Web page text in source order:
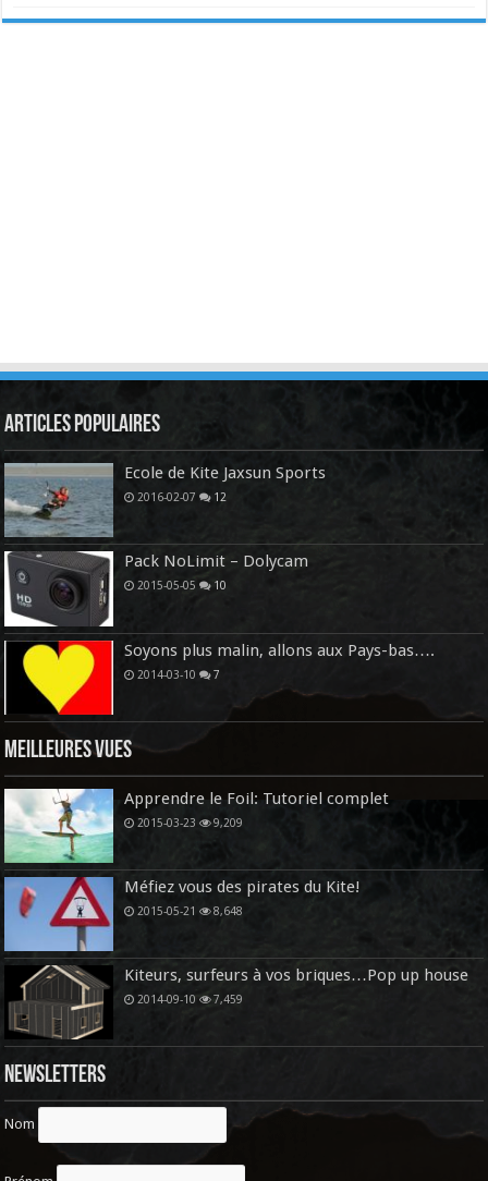
Articles Populaires
Ecole de Kite Jaxsun Sports
2016-02-07 12
Pack NoLimit – Dolycam
2015-05-05 10
Soyons plus malin, allons aux Pays-bas….
2014-03-10 7
Meilleures vues
Apprendre le Foil: Tutoriel complet
2015-03-23 9,209
Méfiez vous des pirates du Kite!
2015-05-21 8,648
Kiteurs, surfeurs à vos briques…Pop up house
2014-09-10 7,459
Newsletters
Nom